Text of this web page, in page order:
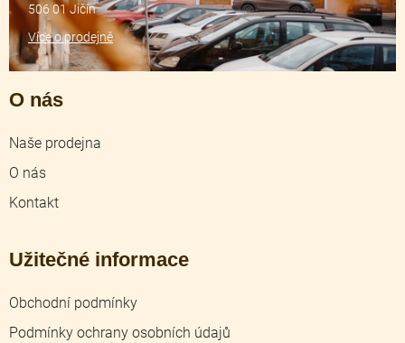
O nás
Naše prodejna
O nás
Kontakt
Užitečné informace
Obchodní podmínky
Podmínky ochrany osobních údajů
506 01 Jičín
Více o prodejně